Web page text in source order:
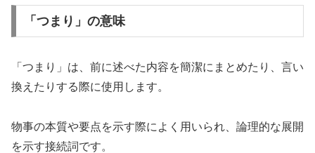
「つまり」の意味
「つまり」は、前に述べた内容を簡潔にまとめたり、言い
換えたりする際に使用します。
物事の本質や要点を示す際によく用いられ、論理的な展開
を示す接続詞です。